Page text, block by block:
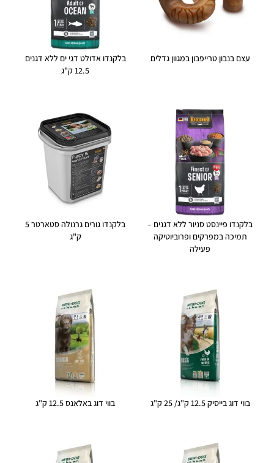
עצם בנבון טרייפבון במגוון גדלים
בלקנדו אדולט דגי ים ללא דגנים
12.5 ק"ג
בלקנדו פיינסט סניור ללא דגנים –
תמיכה במפרקים ופרוביוטיקה
פעילה
בלקנדו גורים גרנולה סטארטר 5
ק"ג
בווי דוג בייסיק 12.5 ק"ג/ 25 ק"ג בווי דוג באלאנס 12.5 ק"ג